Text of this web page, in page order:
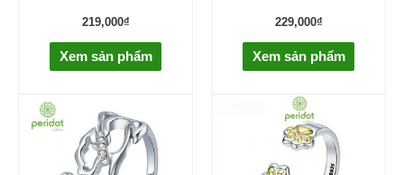
219,000₫
Xem sản phẩm
229,000₫
Xem sản phẩm